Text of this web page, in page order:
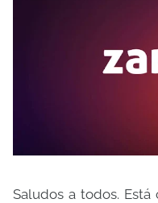
Saludos a todos.